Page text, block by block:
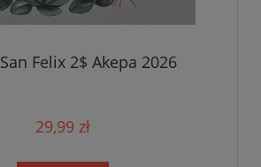
Felix 2$ Akepa 2026
29,99 zł